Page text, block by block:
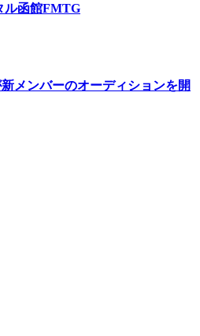
ル函館FMTG
メンバーのオーディションを開